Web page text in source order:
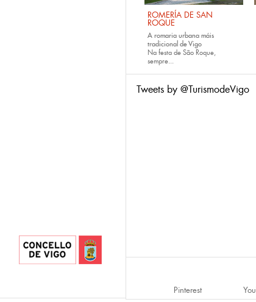
ROMERÍA DE SAN
ROQUE
A romaria urbana máis
tradicional de Vigo
Na festa de São Roque,
sempre...
Tweets by @TurismodeVigo
Pinterest